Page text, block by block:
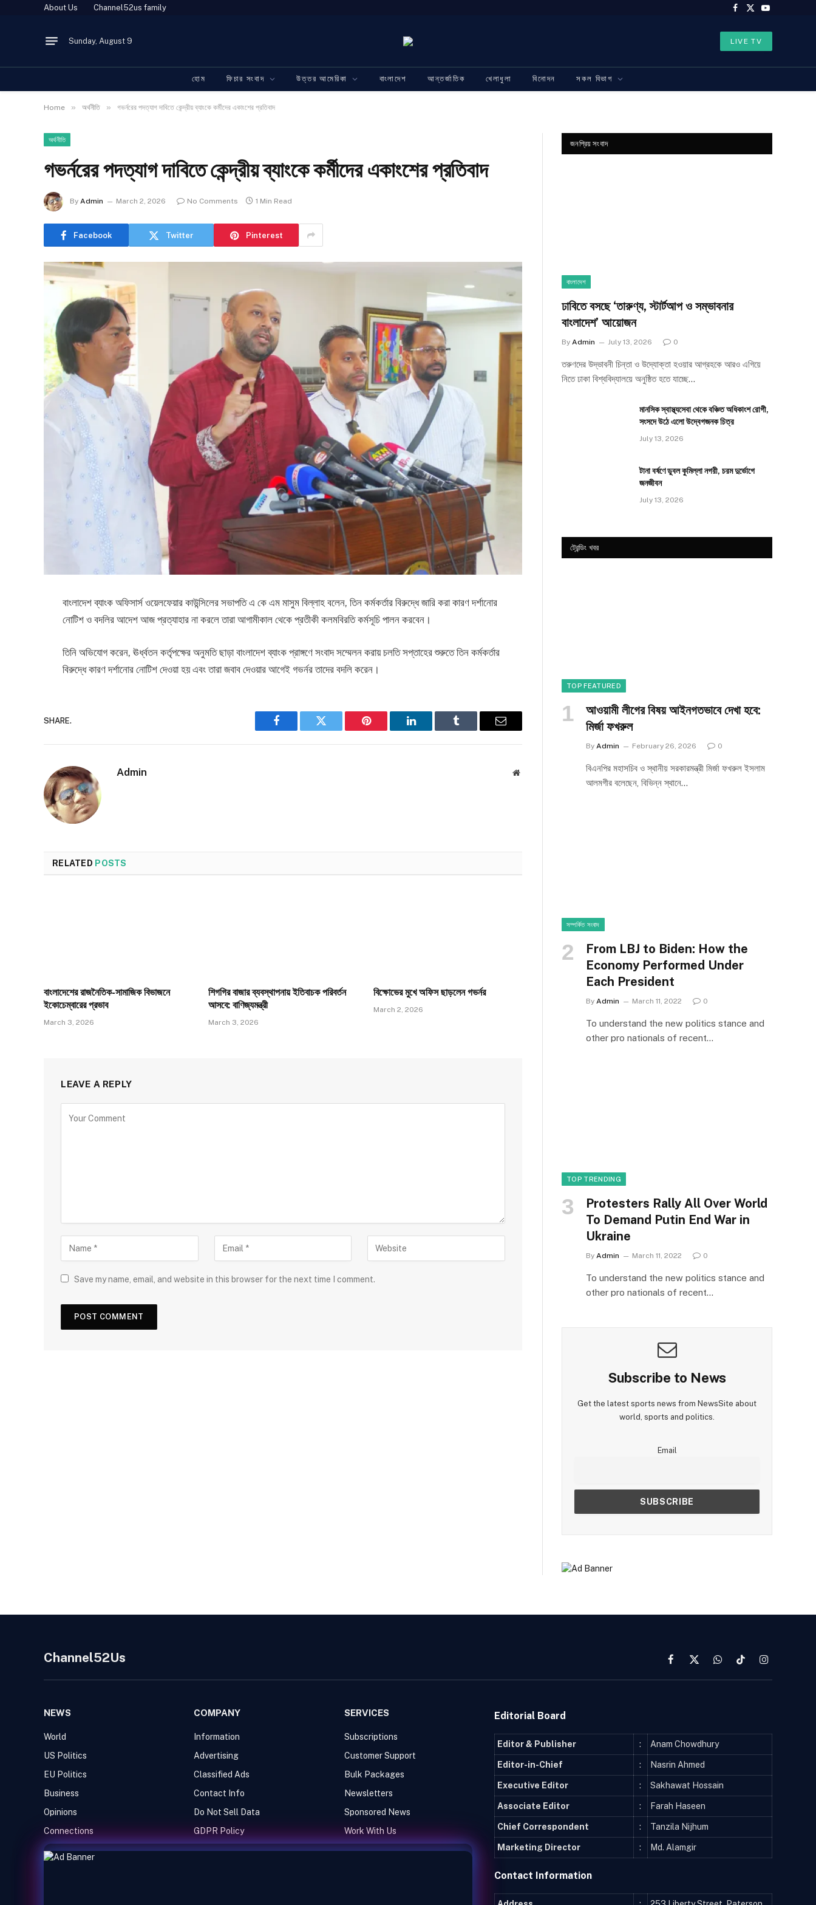
About Us Channel52us family
Facebook
X
YouTube
Sunday, August 9 LIVE TV
হোম ফিচার সংবাদ উত্তর আমেরিকা বাংলাদেশ আন্তর্জাতিক খেলাধুলা বিনোদন সকল বিভাগ
Home » অর্থনীতি » গভর্নরের পদত্যাগ দাবিতে কেন্দ্রীয় ব্যাংকে কর্মীদের একাংশের প্রতিবাদ
অর্থনীতি
গভর্নরের পদত্যাগ দাবিতে কেন্দ্রীয় ব্যাংকে কর্মীদের একাংশের প্রতিবাদ
By Admin March 2, 2026 No Comments 1 Min Read
Facebook Twitter Pinterest
বাংলাদেশ ব্যাংক অফিসার্স ওয়েলফেয়ার কাউন্সিলের সভাপতি এ কে এম মাসুম বিল্লাহ বলেন, তিন কর্মকর্তার বিরুদ্ধে জারি করা কারণ দর্শানোর
নোটিশ ও বদলির আদেশ আজ প্রত্যাহার না করলে তারা আগামীকাল থেকে প্রতীকী কলমবিরতি কর্মসূচি পালন করবেন।
তিনি অভিযোগ করেন, ঊর্ধ্বতন কর্তৃপক্ষের অনুমতি ছাড়া বাংলাদেশ ব্যাংক প্রাঙ্গণে সংবাদ সম্মেলন করায় চলতি সপ্তাহের শুরুতে তিন কর্মকর্তার
বিরুদ্ধে কারণ দর্শানোর নোটিশ দেওয়া হয় এবং তারা জবাব দেওয়ার আগেই গভর্নর তাদের বদলি করেন।
SHARE.
Facebook Twitter Pinterest LinkedIn Tumblr Email
Admin Website
RELATED POSTS
বাংলাদেশের রাজনৈতিক-সামাজিক বিভাজনে
ইকোচেম্বারের প্রভাব
March 3, 2026
শিগগির বাজার ব্যবস্থাপনায় ইতিবাচক পরিবর্তন
আসবে: বাণিজ্যমন্ত্রী
March 3, 2026
বিক্ষোভের মুখে অফিস ছাড়লেন গভর্নর
March 2, 2026
LEAVE A REPLY
Save my name, email, and website in this browser for the next time I comment.
জনপ্রিয় সংবাদ
বাংলাদেশ
ঢাবিতে বসছে ‘তারুণ্য, স্টার্টআপ ও সম্ভাবনার
বাংলাদেশ’ আয়োজন
By Admin July 13, 2026 0
তরুণদের উদ্ভাবনী চিন্তা ও উদ্যোক্তা হওয়ার আগ্রহকে আরও এগিয়ে
নিতে ঢাকা বিশ্ববিদ্যালয়ে অনুষ্ঠিত হতে যাচ্ছে…
মানসিক স্বাস্থ্যসেবা থেকে বঞ্চিত অধিকাংশ রোগী,
সংসদে উঠে এলো উদ্বেগজনক চিত্র
July 13, 2026
টানা বর্ষণে ডুবল কুমিল্লা নগরী, চরম দুর্ভোগে
জনজীবন
July 13, 2026
ট্রেন্ডিং খবর
TOP FEATURED
আওয়ামী লীগের বিষয় আইনগতভাবে দেখা হবে:
মির্জা ফখরুল
By Admin February 26, 2026 0
বিএনপির মহাসচিব ও স্থানীয় সরকারমন্ত্রী মির্জা ফখরুল ইসলাম
আলমগীর বলেছেন, বিভিন্ন স্থানে…
সম্পর্কিত সংবাদ
From LBJ to Biden: How the
Economy Performed Under
Each President
By Admin March 11, 2022 0
To understand the new politics stance and
other pro nationals of recent…
TOP TRENDING
Protesters Rally All Over World
To Demand Putin End War in
Ukraine
By Admin March 11, 2022 0
To understand the new politics stance and
other pro nationals of recent…
Subscribe to News
Get the latest sports news from NewsSite about
world, sports and politics.
Email
Channel52Us Facebook
X
WhatsAppTikTokInstagram
NEWS
World
US Politics
EU Politics
Business
Opinions
Connections
COMPANY
Information
Advertising
Classified Ads
Contact Info
Do Not Sell Data
GDPR Policy
SERVICES
Subscriptions
Customer Support
Bulk Packages
Newsletters
Sponsored News
Work With Us
Editorial Board
Editor & Publisher : Anam Chowdhury
Editor-in-Chief : Nasrin Ahmed
Executive Editor : Sakhawat Hossain
Associate Editor : Farah Haseen
Chief Correspondent : Tanzila Nijhum
Marketing Director : Md. Alamgir
Contact Information